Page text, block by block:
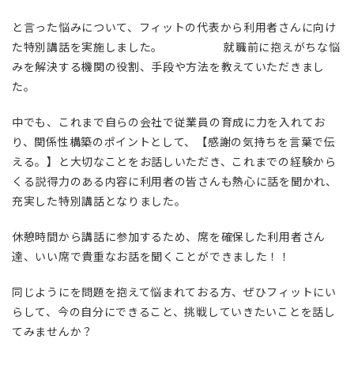
と言った悩みについて、フィットの代表から利用者さんに向け
た特別講話を実施しました。 就職前に抱えがちな悩
みを解決する機関の役割、手段や方法を教えていただきまし
た。
中でも、これまで自らの会社で従業員の育成に力を入れてお
り、関係性構築のポイントとして、【感謝の気持ちを言葉で伝
える。】と大切なことをお話しいただき、これまでの経験から
くる説得力のある内容に利用者の皆さんも熱心に話を聞かれ、
充実した特別講話となりました。
休憩時間から講話に参加するため、席を確保した利用者さん
達、いい席で貴重なお話を聞くことができました！！
同じようにを問題を抱えて悩まれておる方、ぜひフィットにい
らして、今の自分にできること、挑戦していきたいことを話し
てみませんか？